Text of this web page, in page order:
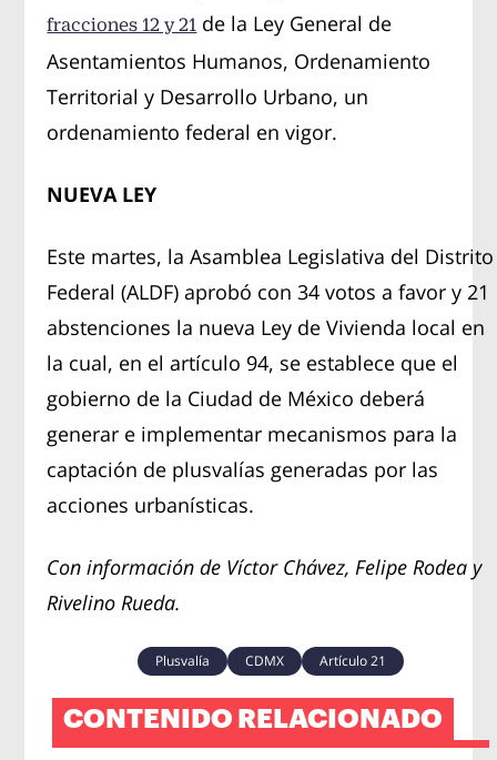
fracciones 12 y 21 de la Ley General de
Asentamientos Humanos, Ordenamiento
Territorial y Desarrollo Urbano, un
ordenamiento federal en vigor.
NUEVA LEY
Este martes, la Asamblea Legislativa del Distrito
Federal (ALDF) aprobó con 34 votos a favor y 21
abstenciones la nueva Ley de Vivienda local en
la cual, en el artículo 94, se establece que el
gobierno de la Ciudad de México deberá
generar e implementar mecanismos para la
captación de plusvalías generadas por las
acciones urbanísticas.
Con información de Víctor Chávez, Felipe Rodea y
Rivelino Rueda.
Plusvalía CDMX Artículo 21
CONTENIDO RELACIONADO